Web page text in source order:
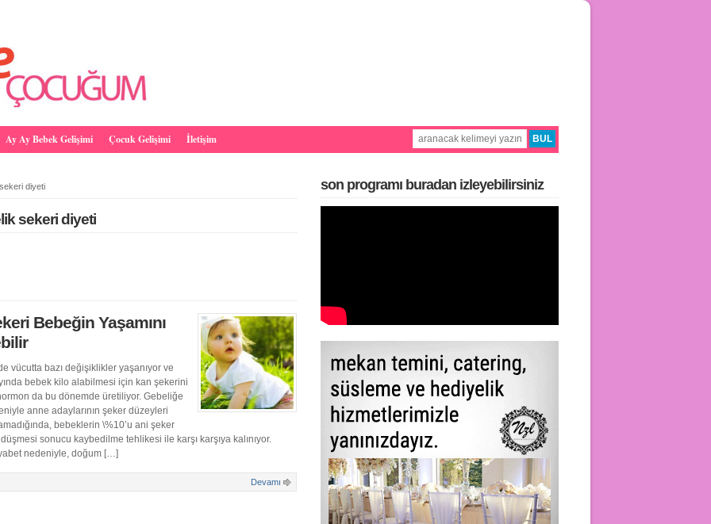
Ay Ay Bebek Gelişimi Çocuk Gelişimi İletişim
diyeti
sekeri diyeti
Bebeğin Yaşamını
vücutta bazı değişiklikler yaşanıyor ve
bebek kilo alabilmesi için kan şekerini
da bu dönemde üretiliyor. Gebeliğe
anne adaylarının şeker düzeyleri
bebeklerin \%10’u ani şeker
sonucu kaybedilme tehlikesi ile karşı karşıya kalınıyor.
nedeniyle, doğum […]
Devamı
son programı buradan i̇zleyebilirsiniz